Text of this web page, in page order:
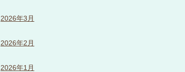
2026年3月
2026年2月
2026年1月